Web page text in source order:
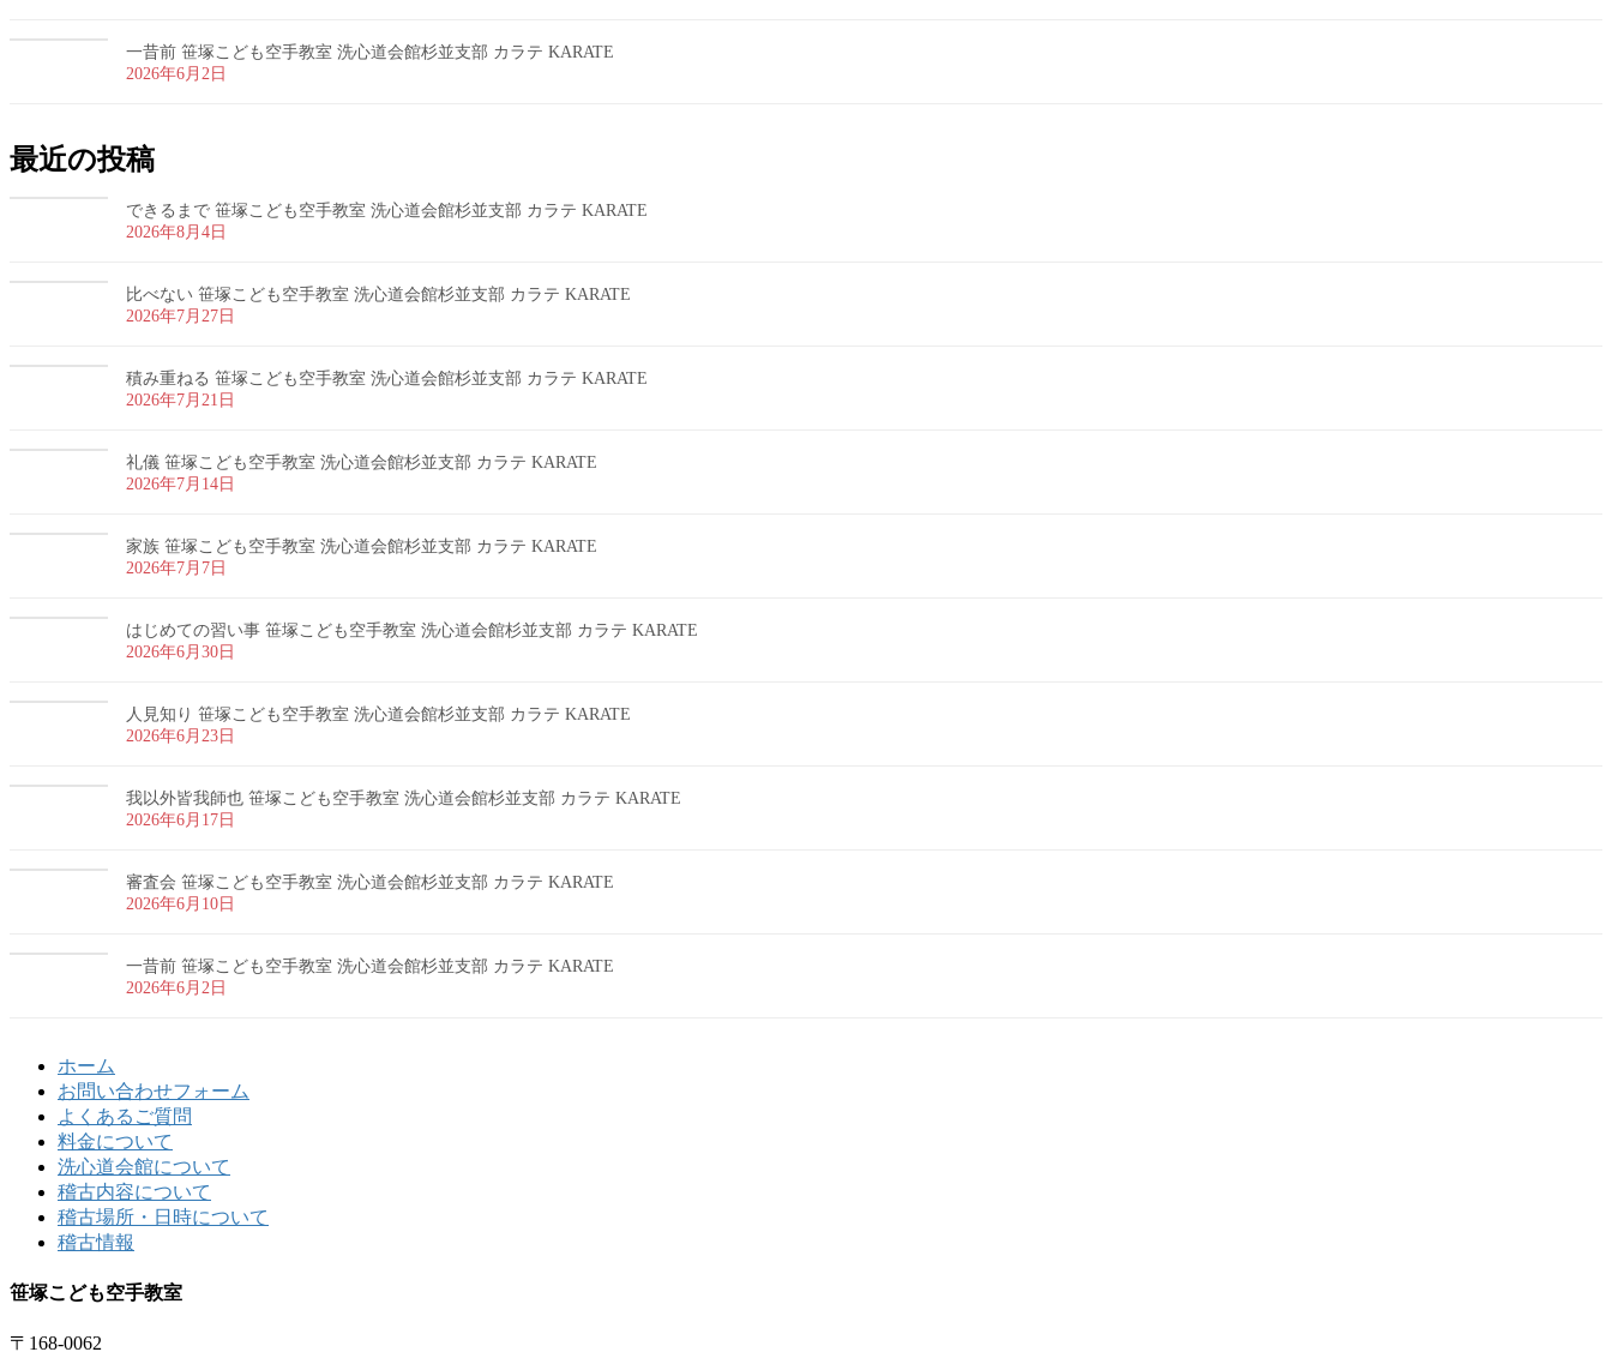
一昔前 笹塚こども空手教室 洗心道会館杉並支部 カラテ KARATE
2026年6月2日
最近の投稿
できるまで 笹塚こども空手教室 洗心道会館杉並支部 カラテ KARATE
2026年8月4日
比べない 笹塚こども空手教室 洗心道会館杉並支部 カラテ KARATE
2026年7月27日
積み重ねる 笹塚こども空手教室 洗心道会館杉並支部 カラテ KARATE
2026年7月21日
礼儀 笹塚こども空手教室 洗心道会館杉並支部 カラテ KARATE
2026年7月14日
家族 笹塚こども空手教室 洗心道会館杉並支部 カラテ KARATE
2026年7月7日
はじめての習い事 笹塚こども空手教室 洗心道会館杉並支部 カラテ KARATE
2026年6月30日
人見知り 笹塚こども空手教室 洗心道会館杉並支部 カラテ KARATE
2026年6月23日
我以外皆我師也 笹塚こども空手教室 洗心道会館杉並支部 カラテ KARATE
2026年6月17日
審査会 笹塚こども空手教室 洗心道会館杉並支部 カラテ KARATE
2026年6月10日
一昔前 笹塚こども空手教室 洗心道会館杉並支部 カラテ KARATE
2026年6月2日
ホーム
お問い合わせフォーム
よくあるご質問
料金について
洗心道会館について
稽古内容について
稽古場所・日時について
稽古情報
笹塚こども空手教室
〒168-0062